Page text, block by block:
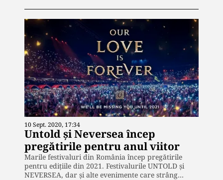
10 Sept. 2020, 17:34
Untold și Neversea încep
pregătirile pentru anul viitor
Marile festivaluri din România încep pregătirile
pentru edițiile din 2021. Festivalurile UNTOLD și
NEVERSEA, dar și alte evenimente care strâng…